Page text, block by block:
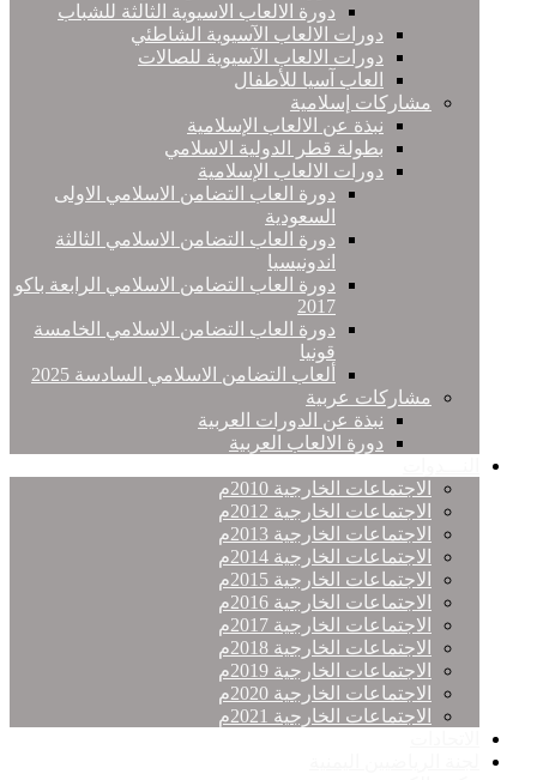
دورة الالعاب الاسيوية الثالثة للشباب
دورات الالعاب الآسيوية الشاطئي
دورات الالعاب الآسيوية للصالات
العاب آسيا للأطفال
مشاركات إسلامية
نبذة عن الالعاب الإسلامية
بطولة قطر الدولية الاسلامي
دورات الالعاب الإسلامية
دورة العاب التضامن الاسلامي الاولى
السعودية
دورة العاب التضامن الاسلامي الثالثة
اندونيسيا
دورة العاب التضامن الاسلامي الرابعة باكو
2017
دورة العاب التضامن الاسلامي الخامسة
قونيا
ألعاب التضامن الاسلامي السادسة 2025
مشاركات عربية
نبذة عن الدورات العربية
دورة الالعاب العربية
الاجتماعات الخارجية 2010م
الاجتماعات الخارجية 2012م
الاجتماعات الخارجية 2013م
الاجتماعات الخارجية 2014م
الاجتماعات الخارجية 2015م
الاجتماعات الخارجية 2016م
الاجتماعات الخارجية 2017م
الاجتماعات الخارجية 2018م
الاجتماعات الخارجية 2019م
الاجتماعات الخارجية 2020م
الاجتماعات الخارجية 2021م